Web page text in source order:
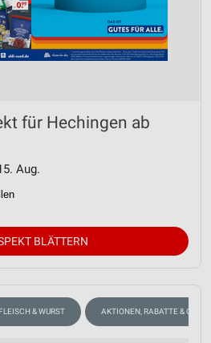
für Hechingen ab
Aug.
BLÄTTERN
FLEISCH & WURST AKTIONEN, RABATTE &